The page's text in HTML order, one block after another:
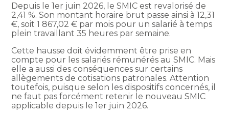
Depuis le 1er juin 2026, le SMIC est revalorisé de
2,41 %. Son montant horaire brut passe ainsi à 12,31
€, soit 1 867,02 € par mois pour un salarié à temps
plein travaillant 35 heures par semaine.
Cette hausse doit évidemment être prise en
compte pour les salariés rémunérés au SMIC. Mais
elle a aussi des conséquences sur certains
allègements de cotisations patronales. Attention
toutefois, puisque selon les dispositifs concernés, il
ne faut pas forcément retenir le nouveau SMIC
applicable depuis le 1er juin 2026.